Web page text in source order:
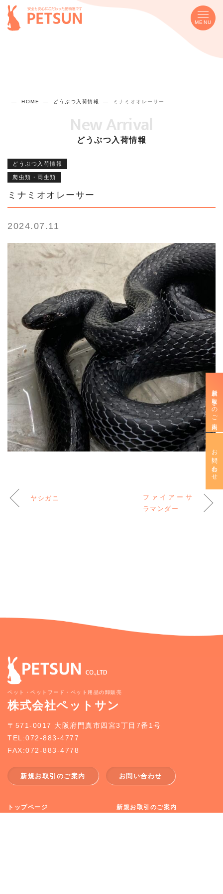
MENU
HOME どうぶつ入荷情報 ミナミオオレーサー
New Arrival
どうぶつ入荷情報
どうぶつ入荷情報
爬虫類・両生類
ミナミオオレーサー
2024.07.11
ヤシガニ
ファイアーサ
ラマンダー
ペット・ペットフード・ペット用品の卸販売
株式会社ペットサン
〒571-0017 大阪府門真市四宮3丁目7番1号
TEL:072-883-4777
FAX:072-883-4778
新規お取引のご案内 お問い合わせ
トップページ 新規お取引のご案内
新規お取引きのご案内
お問い合わせ